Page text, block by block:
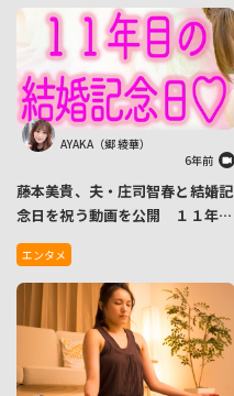
AYAKA（郷 綾華）
6年前
藤本美貴、夫・庄司智春と結婚記
念日を祝う動画を公開 １１年経
っても変わらないラブラブっぷり
を見せつける
エンタメ